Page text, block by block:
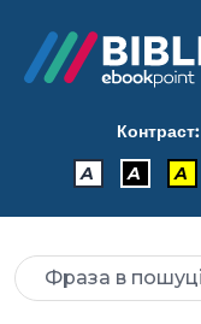
Контраст:
A
A A